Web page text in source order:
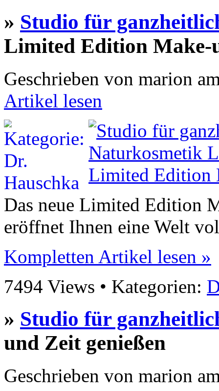
» Studio für
Limited Edition Make-
Geschrieben von marion
Artikel lesen
Das neue Limited Edition
eröffnet Ihnen eine Welt
Kompletten Artikel lesen »
7494 Views • Kategorien:
» Studio für
und Zeit genießen
Geschrieben von marion